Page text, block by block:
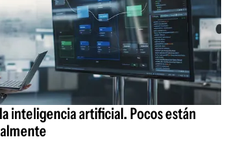
inteligencia artificial. Pocos están